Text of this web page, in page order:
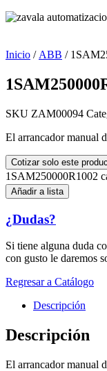
Inicio / ABB /
SKU ZAM00094
El arrancador manual
Cotizar solo este
1SAM250000R1002
Añadir a lista
¿Dudas?
Si tiene alguna duda
con gusto le daremos
Regresar a Catálogo
Descripción
Descripción
El arrancador manual